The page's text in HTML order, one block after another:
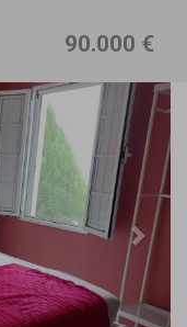
90.000 €